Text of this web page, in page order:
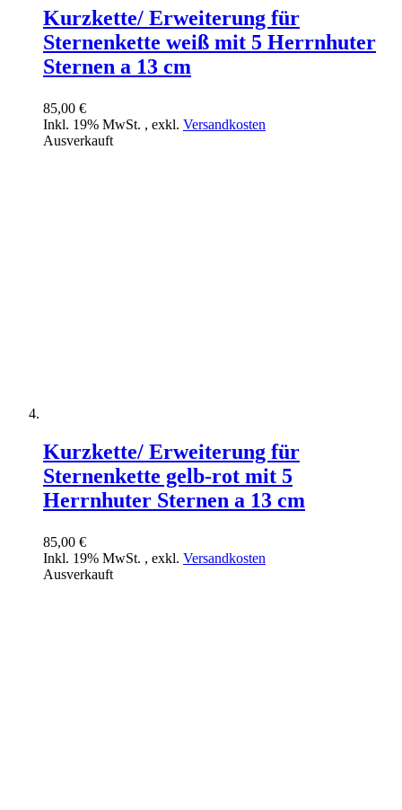
Kurzkette/ Erweiterung für
Sternenkette weiß mit 5 Herrnhuter
Sternen a 13 cm
85,00 €
Inkl. 19% MwSt. , exkl. Versandkosten
Ausverkauft
Kurzkette/ Erweiterung für
Sternenkette gelb-rot mit 5
Herrnhuter Sternen a 13 cm
85,00 €
Inkl. 19% MwSt. , exkl. Versandkosten
Ausverkauft